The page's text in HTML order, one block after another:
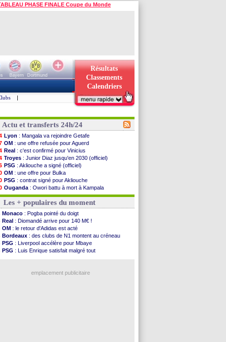
PHASE FINALE Coupe du Monde
Bayern
Dortmund
Résultats
Classements
Calendriers
|
Actu et transferts 24h/24
Lyon : Mangala va rejoindre Getafe
OM : une offre refusée pour Aguerd
Real : c'est confirmé pour Vinicius
Troyes : Junior Diaz jusqu'en 2030 (officiel)
PSG : Akliouche a signé (officiel)
OM : une offre pour Bulka
PSG : contrat signé pour Akliouche
Ouganda : Owori battu à mort à Kampala
Arsenal: Arteta veut créer une dynastie
Chelsea: Palace a fait son offre pour Disasi
FIFA: le gouvernement espagnol s'en mêle
PSG: l'étonnante rumeur Gusto
Bologne: Dallinga est sur le marché
OM : accord trouvé avec Man City pour Rulli
OM: Medina vers Leverkusen pour 25 M€
Uruguay: Forlan nommé sélectionneur (officiel)
Séville: Juanlu signe à Bournemouth (officiel)
: Rodri préfère le Barça au Real !
Les + populaires du moment
Monaco : Pogba pointé du doigt
Real : Diomandé arrive pour 140 M€ !
OM : le retour d'Adidas est acté
Bordeaux : des clubs de N1 montent au créneau
PSG : Liverpool accélère pour Mbaye
PSG : Luis Enrique satisfait malgré tout
emplacement publicitaire